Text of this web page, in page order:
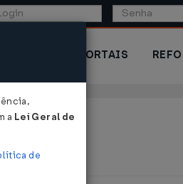
PORTAIS
a Lei Geral de
de